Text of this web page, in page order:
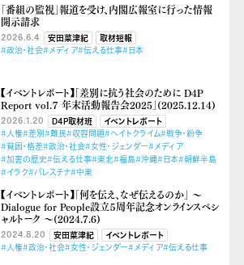
「番組の監視」報道を受け、内閣広報室に行った情報
開示請求
2026.6.4 安田菜津紀
取材短報
#政治・社会#メディア#伝える仕事#日本
【イベントレポート】「差別に抗う社会のために D4P
Report vol.７ 年末活動報告会2025」(2025.12.14)
2026.1.20 D4P取材班
イベントレポート
#人権#差別#難民#収容問題#ヘイトクライム#戦争・紛争
#貧困・格差#政治・社会#女性・ジェンダー#メディア
#加害の歴史#伝える仕事#東北#福島#沖縄#日本#朝鮮半島
#イラク#パレスチナ#中東
【イベントレポート】「何を伝え、なぜ伝えるのか」 ～
Dialogue for People設立５周年記念オンラインスペシ
ャルトーク ～(2024.7.6)
2024.8.20 安田菜津紀
イベントレポート
#人権#政治・社会#女性・ジェンダー#メディア#伝える仕事